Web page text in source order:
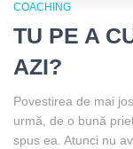
COACHING
TU PE A
AZI?
Povestirea de mai
urmă, de o bună
spus ea. Atunci nu